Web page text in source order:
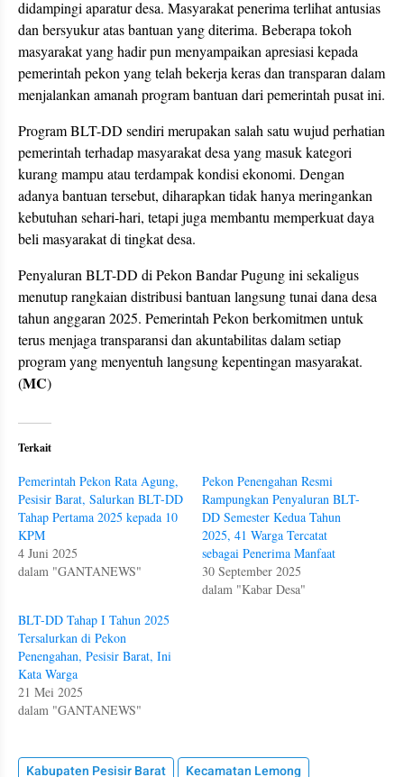
didampingi aparatur desa. Masyarakat penerima terlihat antusias
dan bersyukur atas bantuan yang diterima. Beberapa tokoh
masyarakat yang hadir pun menyampaikan apresiasi kepada
pemerintah pekon yang telah bekerja keras dan transparan dalam
menjalankan amanah program bantuan dari pemerintah pusat ini.
Program BLT-DD sendiri merupakan salah satu wujud perhatian
pemerintah terhadap masyarakat desa yang masuk kategori
kurang mampu atau terdampak kondisi ekonomi. Dengan
adanya bantuan tersebut, diharapkan tidak hanya meringankan
kebutuhan sehari-hari, tetapi juga membantu memperkuat daya
beli masyarakat di tingkat desa.
Penyaluran BLT-DD di Pekon Bandar Pugung ini sekaligus
menutup rangkaian distribusi bantuan langsung tunai dana desa
tahun anggaran 2025. Pemerintah Pekon berkomitmen untuk
terus menjaga transparansi dan akuntabilitas dalam setiap
program yang menyentuh langsung kepentingan masyarakat.
(MC)
Terkait
Pemerintah Pekon Rata Agung,
Pesisir Barat, Salurkan BLT-DD
Tahap Pertama 2025 kepada 10
KPM
4 Juni 2025
dalam "GANTANEWS"
Pekon Penengahan Resmi
Rampungkan Penyaluran BLT-
DD Semester Kedua Tahun
2025, 41 Warga Tercatat
sebagai Penerima Manfaat
30 September 2025
dalam "Kabar Desa"
BLT-DD Tahap I Tahun 2025
Tersalurkan di Pekon
Penengahan, Pesisir Barat, Ini
Kata Warga
21 Mei 2025
dalam "GANTANEWS"
Kabupaten Pesisir Barat
Kecamatan Lemong